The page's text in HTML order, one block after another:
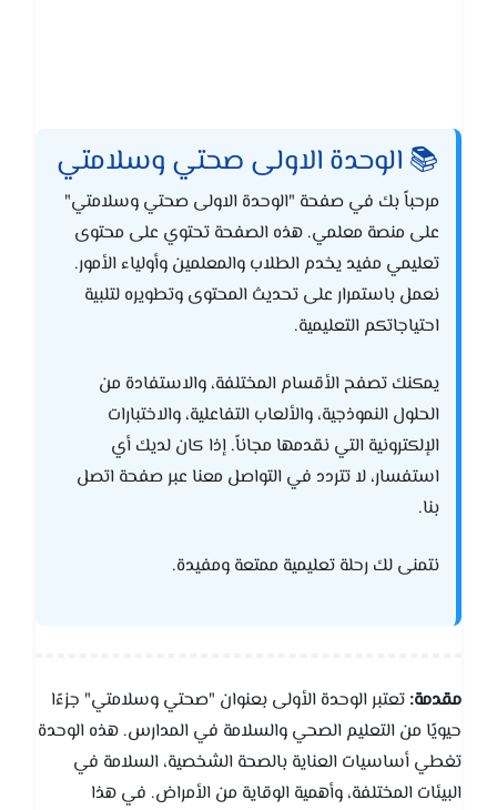
📚 الوحدة الاولى صحتي وسلامتي
مرحباً بك في صفحة "الوحدة الاولى صحتي وسلامتي"
على منصة معلمي. هذه الصفحة تحتوي على محتوى
تعليمي مفيد يخدم الطلاب والمعلمين وأولياء الأمور.
نعمل باستمرار على تحديث المحتوى وتطويره لتلبية
احتياجاتكم التعليمية.
يمكنك تصفح الأقسام المختلفة، والاستفادة من
الحلول النموذجية، والألعاب التفاعلية، والاختبارات
الإلكترونية التي نقدمها مجاناً. إذا كان لديك أي
استفسار، لا تتردد في التواصل معنا عبر صفحة اتصل
بنا.
نتمنى لك رحلة تعليمية ممتعة ومفيدة.
مقدمة: تعتبر الوحدة الأولى بعنوان "صحتي وسلامتي" جزءًا
حيويًا من التعليم الصحي والسلامة في المدارس. هذه الوحدة
تغطي أساسيات العناية بالصحة الشخصية، السلامة في
البيئات المختلفة، وأهمية الوقاية من الأمراض. في هذا